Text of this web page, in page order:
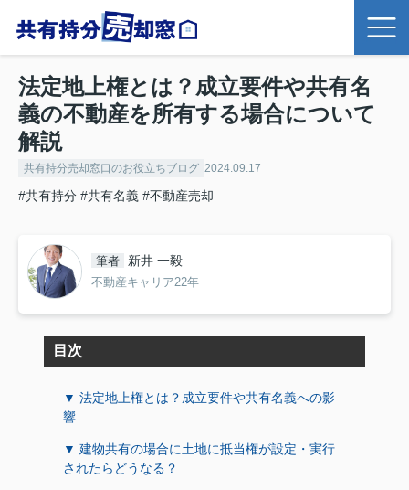
法定地上権とは？成立要件や共有名
義の不動産を所有する場合について
解説
共有持分売却窓口のお役立ちブログ 2024.09.17
#共有持分 #共有名義 #不動産売却
筆者 新井 一毅
不動産キャリア22年
目次
▼ 法定地上権とは？成立要件や共有名義への影
響
▼ 建物共有の場合に土地に抵当権が設定・実行
されたらどうなる？